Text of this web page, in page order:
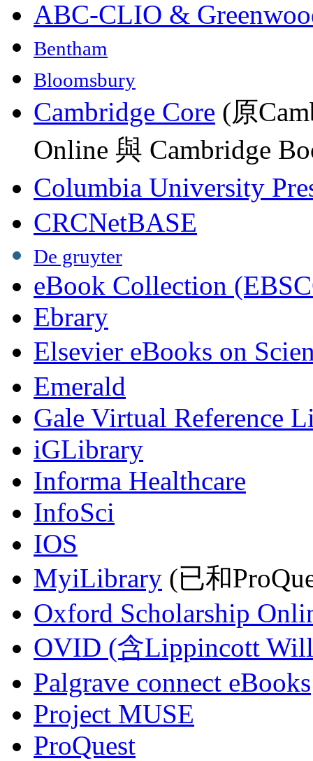
ABC-CLIO &
Bentham
Bloomsbury
Cambridge Core (原
Online 與 Cambridge
Columbia University
CRCNetBASE
De gruyter
eBook Collection
Ebrary
Elsevier eBooks on
Emerald
Gale Virtual Reference
iGLibrary
Informa Healthcare
InfoSci
IOS
MyiLibrary (已和
Oxford Scholarship
OVID (含Lippincott
Palgrave connect eBooks
Project MUSE
ProQuest